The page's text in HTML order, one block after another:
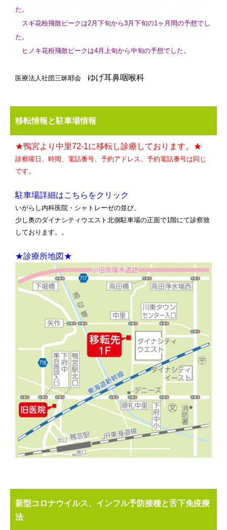
た。
スギ花粉飛散ピークは2月下旬から3月下旬の1ヶ月間の予想でし
た。
ヒノキ花粉飛散ピークは4月上旬から中旬の予想でした。
医療法人社団三昧耶会 ゆげ耳鼻咽喉科
移転情報と駐車場情報
★鴨宮より中里72-1に移転し診療しております。★
診察曜日、時間、電話番号、予約アドレス、予約電話番号は同じ
です。
駐車場詳細はこちらをクリック
いがらし内科医院・シャトレーゼの並び、
少し奥のダイナシティウエスト北側駐車場の正面で1階にて診察致
しております。。
★診療所地図★
新型コロナウイルス、インフル予防接種と舌下免疫療
法